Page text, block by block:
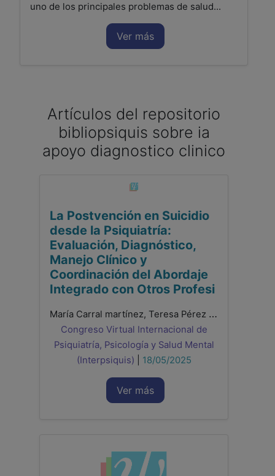
uno de los principales problemas de salud...
Ver más
Artículos del repositorio
bibliopsiquis sobre ia
apoyo diagnostico clinico
La Postvención en Suicidio
desde la Psiquiatría:
Evaluación, Diagnóstico,
Manejo Clínico y
Coordinación del Abordaje
Integrado con Otros Profesi
María Carral martínez, Teresa Pérez Poo, Clara Ortega Benito, Anna Diusekova, Ana Isabel de Santiago Díaz
Congreso Virtual Internacional de
Psiquiatría, Psicología y Salud Mental
(Interpsiquis)
18/05/2025
Ver más